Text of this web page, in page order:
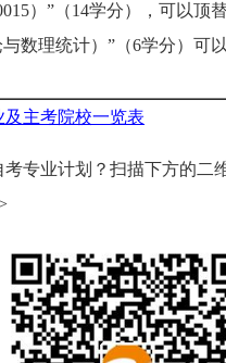
）”（14学分），可以顶
数理统计）”（6学分）可
及主考院校一览表
专业计划？扫描下方的二